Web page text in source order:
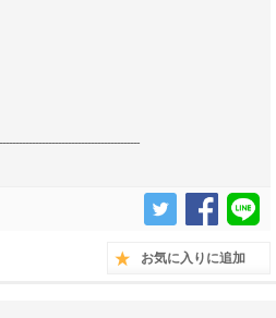
お気に入りに追加